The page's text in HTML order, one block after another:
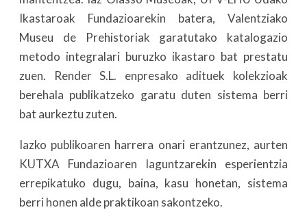
Ikastaroak Fundazioarekin batera, Valentziako
Museu de Prehistoriak garatutako katalogazio
metodo integralari buruzko ikastaro bat prestatu
zuen. Render S.L. enpresako adituek kolekzioak
berehala publikatzeko garatu duten sistema berri
bat aurkeztu zuten.
Iazko publikoaren harrera onari erantzunez, aurten
KUTXA Fundazioaren laguntzarekin esperientzia
errepikatuko dugu, baina, kasu honetan, sistema
berri honen alde praktikoan sakontzeko.